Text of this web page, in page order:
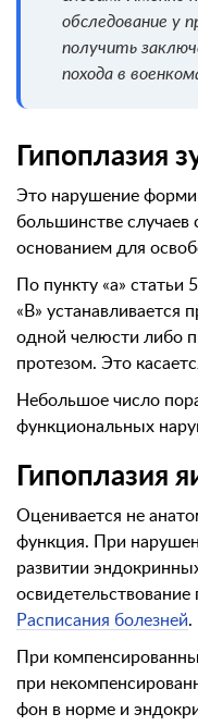
обследование у
получить
похода в
Гипоплазия
Это нарушение
большинстве случаев
основанием для
По пункту «а» статьи
«В» устанавливается
одной челюсти либо
протезом. Это
Небольшое число
функциональных
Гипоплазия
Оценивается не
функция. При
развитии
Расписания болезней.
При
при
фон в норме и